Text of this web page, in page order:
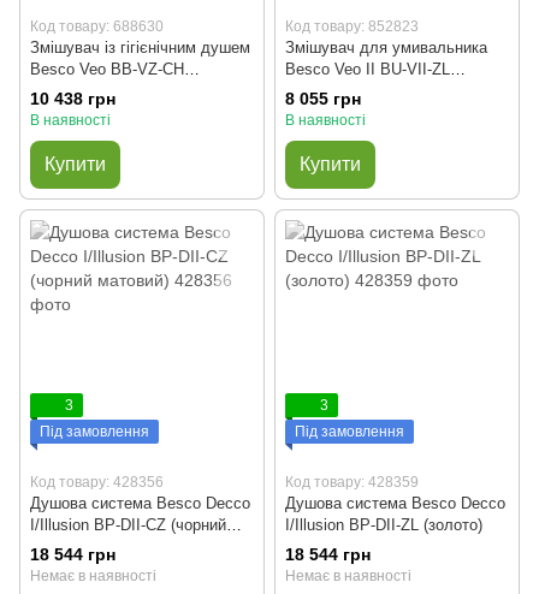
Код товару: 688630
Змішувач із гігієнічним душем
Besco Veo BB-VZ-CH
прихованого монтажу (хром)
10 438 грн
В наявності
Купити
Код товару: 852823
Змішувач для умивальника
Besco Veo II BU-VII-ZL
(золото)
8 055 грн
В наявності
Купити
3
Під замовлення
Код товару: 428356
Душова система Besco Decco
I/Illusion BP-DII-CZ (чорний
матовий)
18 544 грн
Немає в наявності
3
Під замовлення
Код товару: 428359
Душова система Besco Decco
I/Illusion BP-DII-ZL (золото)
18 544 грн
Немає в наявності